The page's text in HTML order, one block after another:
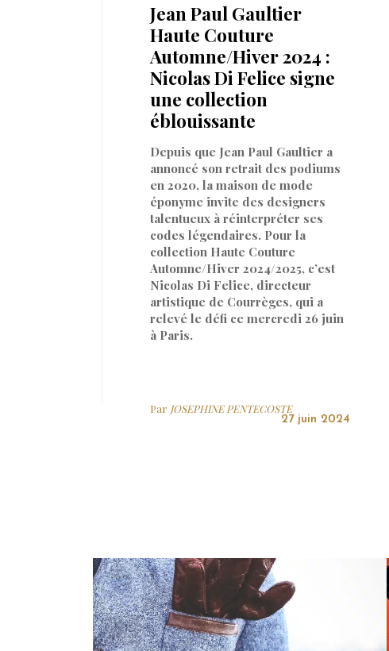
Jean Paul Gaultier
Haute Couture
Automne/Hiver 2024 :
Nicolas Di Felice signe
une collection
éblouissante
Depuis que Jean Paul Gaultier a
annoncé son retrait des podiums
en 2020, la maison de mode
éponyme invite des designers
talentueux à réinterpréter ses
codes légendaires. Pour la
collection Haute Couture
Automne/Hiver 2024/2025, c’est
Nicolas Di Felice, directeur
artistique de Courrèges, qui a
relevé le défi ce mercredi 26 juin
à Paris.
Par JOSEPHINE PENTECOSTE
27 juin 2024